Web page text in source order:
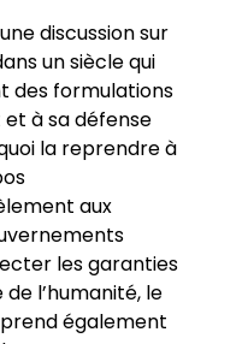
discussion sur
un siècle qui
des formulations
à sa défense
la reprendre à
aux
les garanties
l’humanité, le
également